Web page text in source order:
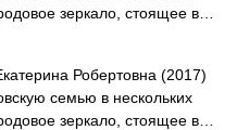
зеркало, стоящее в…
Робертовна (2017)
семью в нескольких
зеркало, стоящее в…